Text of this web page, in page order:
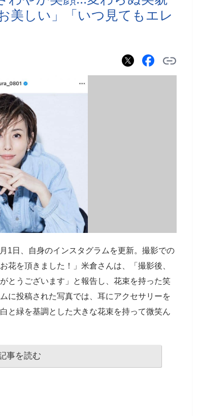
しい」「いつ見てもエレ
1日、自身のインスタグラムを更新。撮影での
花を頂きました！」米倉さんは、「撮影後、
とうございます」と報告し、花束を持った笑
に投稿された写真では、耳にアクセサリーを
と緑を基調とした大きな花束を持って微笑ん
事を読む